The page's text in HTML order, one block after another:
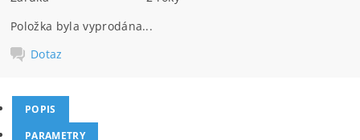
Položka byla vyprodána...
Dotaz
POPIS
PARAMETRY